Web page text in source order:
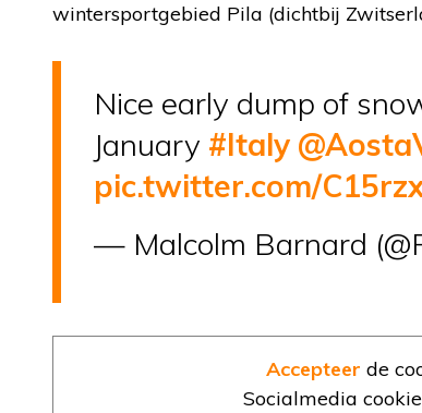
wintersportgebied Pila (dichtbij
Nice early dump of
January #Italy
pic.twitter.com/
— Malcolm Barnard
Accepteer de
Socialmedia